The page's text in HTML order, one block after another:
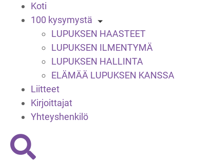
Koti
100 kysymystä
LUPUKSEN HAASTEET
LUPUKSEN ILMENTYMÄ
LUPUKSEN HALLINTA
ELÄMÄÄ LUPUKSEN KANSSA
Liitteet
Kirjoittajat
Yhteyshenkilö